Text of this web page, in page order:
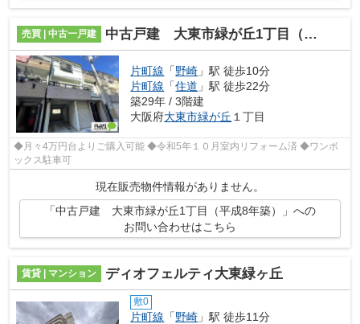
売買 | 中古一戸建 中古戸建 大東市緑が丘1丁目（平成8年築）
片町線 「野崎 」駅 徒歩10分
片町線 「住道 」駅 徒歩22分
築29年 / 3階建
大阪府大東市緑が丘 １丁目
◆月々4万円台よりご購入可能 ◆令和5年１０月室内リフォーム済 ◆ワンボ
ックス駐車可
現在販売物件情報がありません。
「中古戸建 大東市緑が丘1丁目（平成8年築）」への
お問い合わせはこちら
賃貸 | マンション ディオフェルティ大東緑ヶ丘
敷0
片町線 「野崎 」駅 徒歩11分